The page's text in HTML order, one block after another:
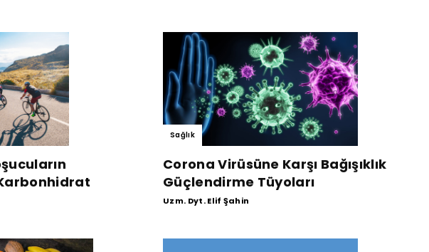
Sağlık
Corona Virüsüne Karşı Bağışıklık
Güçlendirme Tüyoları
Uzm. Dyt. Elif Şahin